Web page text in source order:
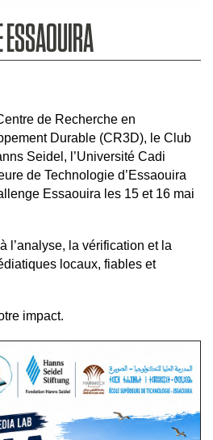
de Recherche en
Durable (CR3D), le Club
Seidel, l’Université Cadi
de Technologie d’Essaouira
Essaouira les 15 et 16 mai
l’analyse, la vérification et la
locaux, fiables et
impact.